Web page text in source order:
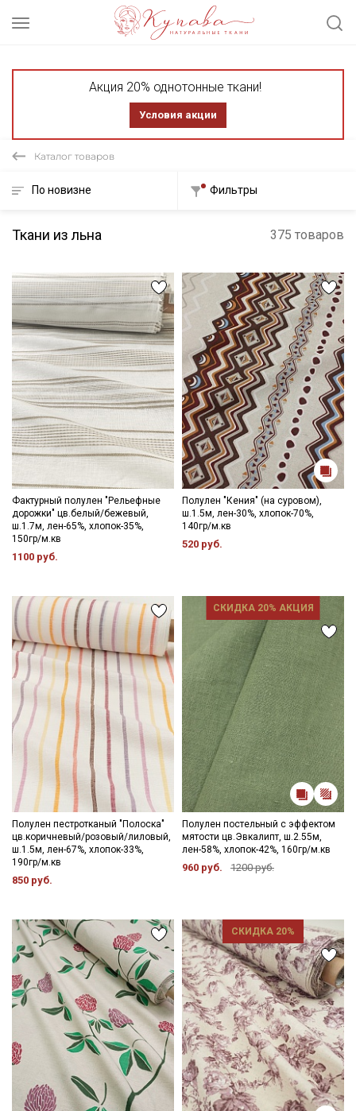
Акция 20% однотонные ткани!
Условия акции
Каталог товаров
По новизне Фильтры
Ткани из льна 375 товаров
Фактурный полулен "Рельефные
дорожки" цв.белый/бежевый,
ш.1.7м, лен-65%, хлопок-35%,
150гр/м.кв
1100 руб.
Полулен "Кения" (на суровом),
ш.1.5м, лен-30%, хлопок-70%,
140гр/м.кв
520 руб.
Полулен пестротканый "Полоска"
цв.коричневый/розовый/лиловый,
ш.1.5м, лен-67%, хлопок-33%,
190гр/м.кв
850 руб.
СКИДКА 20% АКЦИЯ
Полулен постельный с эффектом
мятости цв.Эвкалипт, ш.2.55м,
лен-58%, хлопок-42%, 160гр/м.кв
960 руб. 1200 руб.
СКИДКА 20%